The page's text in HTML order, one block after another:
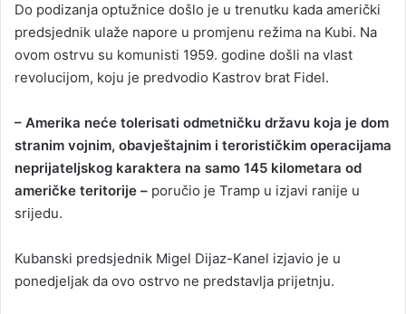
Do podizanja optužnice došlo je u trenutku kada američki
predsjednik ulaže napore u promjenu režima na Kubi. Na
ovom ostrvu su komunisti 1959. godine došli na vlast
revolucijom, koju je predvodio Kastrov brat Fidel.
– Amerika neće tolerisati odmetničku državu koja je dom
stranim vojnim, obavještajnim i terorističkim operacijama
neprijateljskog karaktera na samo 145 kilometara od
američke teritorije – poručio je Tramp u izjavi ranije u
srijedu.
Kubanski predsjednik Migel Dijaz-Kanel izjavio je u
ponedjeljak da ovo ostrvo ne predstavlja prijetnju.